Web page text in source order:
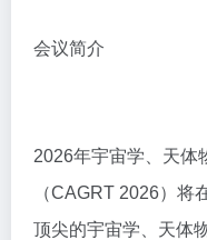
会议简介
2026年宇宙学、天体
（CAGRT 2026）将
顶尖的宇宙学、天体